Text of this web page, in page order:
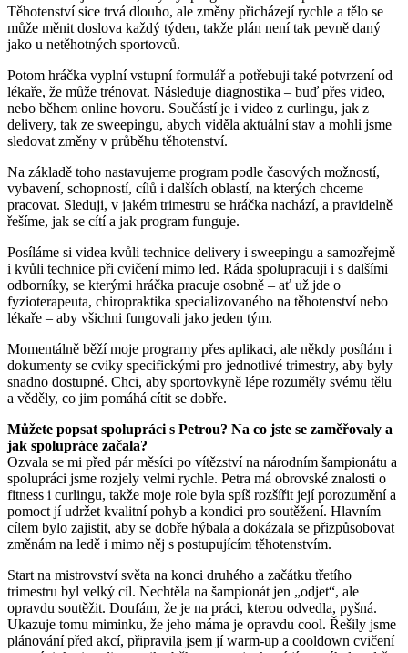
Těhotenství sice trvá dlouho, ale změny přicházejí rychle a tělo se
může měnit doslova každý týden, takže plán není tak pevně daný
jako u netěhotných sportovců.
Potom hráčka vyplní vstupní formulář a potřebuji také potvrzení od
lékaře, že může trénovat. Následuje diagnostika – buď přes video,
nebo během online hovoru. Součástí je i video z curlingu, jak z
delivery, tak ze sweepingu, abych viděla aktuální stav a mohli jsme
sledovat změny v průběhu těhotenství.
Na základě toho nastavujeme program podle časových možností,
vybavení, schopností, cílů i dalších oblastí, na kterých chceme
pracovat. Sleduji, v jakém trimestru se hráčka nachází, a pravidelně
řešíme, jak se cítí a jak program funguje.
Posíláme si videa kvůli technice delivery i sweepingu a samozřejmě
i kvůli technice při cvičení mimo led. Ráda spolupracuji i s dalšími
odborníky, se kterými hráčka pracuje osobně – ať už jde o
fyzioterapeuta, chiropraktika specializovaného na těhotenství nebo
lékaře – aby všichni fungovali jako jeden tým.
Momentálně běží moje programy přes aplikaci, ale někdy posílám i
dokumenty se cviky specifickými pro jednotlivé trimestry, aby byly
snadno dostupné. Chci, aby sportovkyně lépe rozuměly svému tělu
a věděly, co jim pomáhá cítit se dobře.
Můžete popsat spolupráci s Petrou? Na co jste se zaměřovaly a
jak spolupráce začala?
Ozvala se mi před pár měsíci po vítězství na národním šampionátu a
spolupráci jsme rozjely velmi rychle. Petra má obrovské znalosti o
fitness i curlingu, takže moje role byla spíš rozšířit její porozumění a
pomoct jí udržet kvalitní pohyb a kondici pro soutěžení. Hlavním
cílem bylo zajistit, aby se dobře hýbala a dokázala se přizpůsobovat
změnám na ledě i mimo něj s postupujícím těhotenstvím.
Start na mistrovství světa na konci druhého a začátku třetího
trimestru byl velký cíl. Nechtěla na šampionát jen „odjet“, ale
opravdu soutěžit. Doufám, že je na práci, kterou odvedla, pyšná.
Ukazuje tomu miminku, že jeho máma je opravdu cool. Řešily jsme
plánování před akcí, připravila jsem jí warm-up a cooldown cvičení